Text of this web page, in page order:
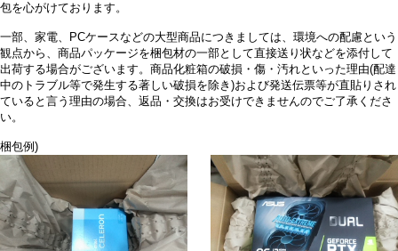
包を心がけております。
一部、家電、PCケースなどの大型商品につきましては、環境への配慮という
観点から、商品パッケージを梱包材の一部として直接送り状などを添付して
出荷する場合がございます。商品化粧箱の破損・傷・汚れといった理由(配達
中のトラブル等で発生する著しい破損を除き)および発送伝票等が直貼りされ
ていると言う理由の場合、返品・交換はお受けできませんのでご了承くださ
い。
梱包例)